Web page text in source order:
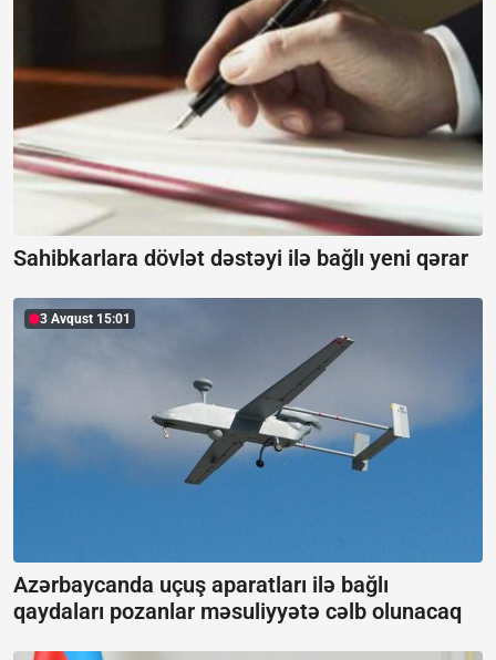
Sahibkarlara dövlət dəstəyi ilə bağlı yeni qərar
3 Avqust 15:01
Azərbaycanda uçuş aparatları ilə bağlı
qaydaları pozanlar məsuliyyətə cəlb olunacaq